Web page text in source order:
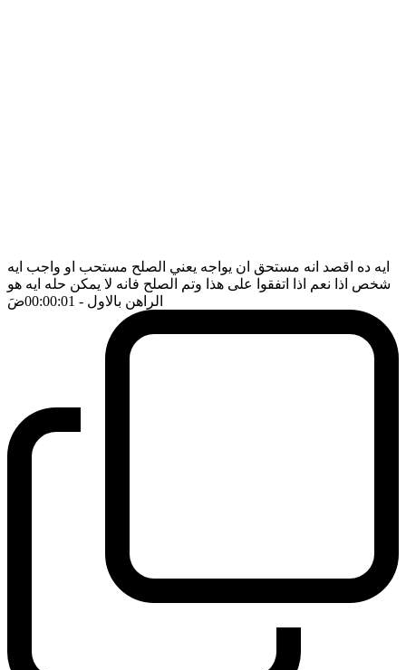
ايه ده اقصد انه مستحق ان يواجه يعني الصلح مستحب او واجب ايه
شخص اذا نعم اذا اتفقوا على هذا وتم الصلح فانه لا يمكن حله ايه هو
الراهن بالاول - 00:00:01 ضَ